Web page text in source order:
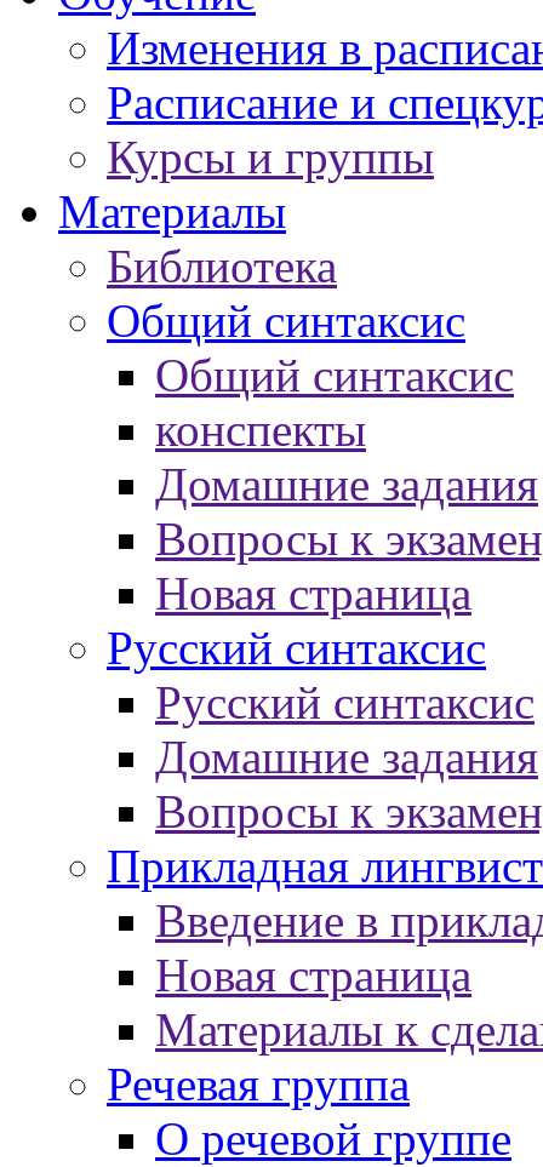
Изменения в
Расписание и
Курсы и группы
Материалы
Библиотека
Общий синтаксис
Общий синтаксис
конспекты
Домашние задания
Вопросы к
Новая страница
Русский синтаксис
Русский синтаксис
Домашние задания
Вопросы к
Прикладная
Введение в
Новая страница
Материалы к
Речевая группа
О речевой группе